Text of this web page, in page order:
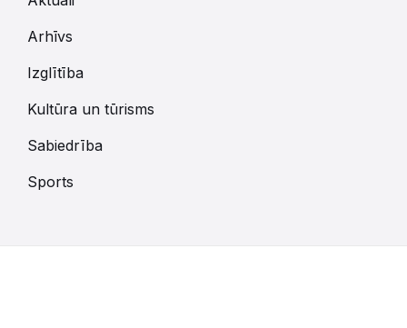
Arhīvs
Izglītība
Kultūra un tūrisms
Sabiedrība
Sports